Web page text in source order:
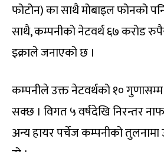
फोटोन) का साथै मोबाइल फोनको
साथै, कम्पनीको नेटवर्थ ६७ करोड
इक्राले जनाएको छ ।
कम्पनीले उक्त नेटवर्थको १०
सक्छ । विगत ५ वर्षदेखि निरन्तर
अन्य हायर पर्चेज कम्पनीको तुलनामा